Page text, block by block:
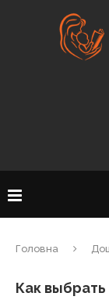
Головна
Как